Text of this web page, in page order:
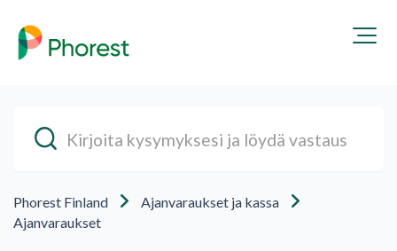
Phorest Finland
Ajanvaraukset ja kassa
Ajanvaraukset